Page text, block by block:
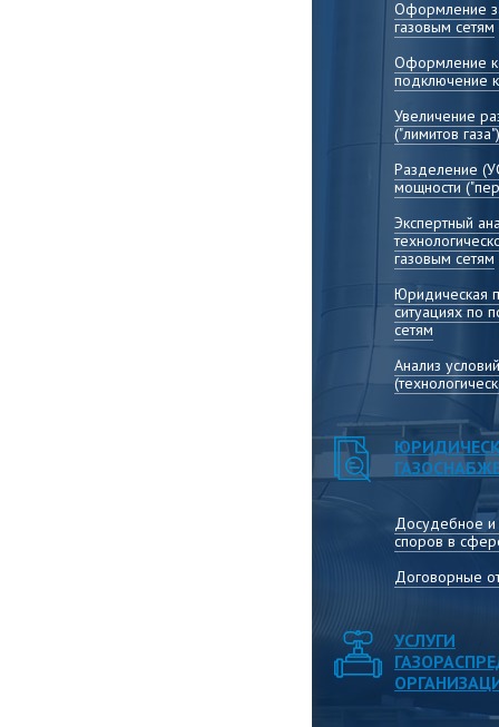
Оформление
газовым сетям
Оформление
подключение
Увеличение
("лимитов газа")
Разделение
мощности
Экспертный
газовым сетям
Юридическая
ситуациях по
сетям
Анализ
Досудебное
споров в
Договорные
УСЛУГИ